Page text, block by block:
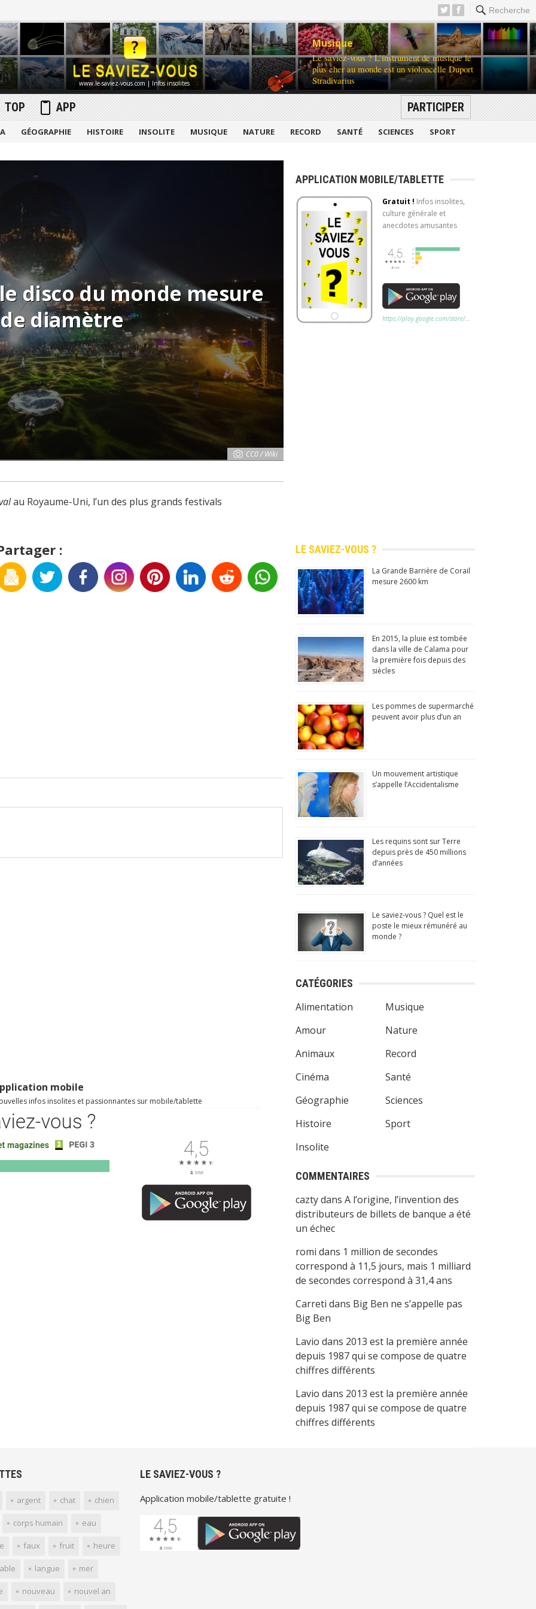
Recherche
www.le-saviez-vous.com | Infos insolites
Musique
Le saviez-vous ? L’instrument de musique le
plus cher au monde est un violoncelle Duport
Stradivarius
TOP APP PARTICIPER
GÉOGRAPHIE HISTOIRE INSOLITE MUSIQUE NATURE RECORD SANTÉ SCIENCES SPORT
disco du monde mesure
diamètre
CC0 / Wiki
au Royaume-Uni, l’un des plus grands festivals
:
mobile
infos insolites et passionnantes sur mobile/tablette
APPLICATION MOBILE/TABLETTE
Gratuit ! Infos insolites,
culture générale et
anecdotes amusantes
https://play.google.com/store/…
LE SAVIEZ-VOUS ?
La Grande Barrière de Corail
mesure 2600 km
En 2015, la pluie est tombée
dans la ville de Calama pour
la première fois depuis des
siècles
Les pommes de supermarché
peuvent avoir plus d’un an
Un mouvement artistique
s’appelle l’Accidentalisme
Les requins sont sur Terre
depuis près de 450 millions
d’années
Le saviez-vous ? Quel est le
poste le mieux rémunéré au
monde ?
CATÉGORIES
Alimentation
Amour
Animaux
Cinéma
Géographie
Histoire
Insolite
Musique
Nature
Record
Santé
Sciences
Sport
COMMENTAIRES
caztydans A l’origine, l’invention des
distributeurs de billets de banque a été
un échec
romi dans 1 million de secondes
correspond à 11,5 jours, mais 1 milliard
de secondes correspond à 31,4 ans
Carreti dans Big Ben ne s’appelle pas
Big Ben
Lavio dans 2013 est la première année
depuis 1987 qui se compose de quatre
chiffres différents
Lavio dans 2013 est la première année
depuis 1987 qui se compose de quatre
chiffres différents
argent chat chien
corps humain eau
faux fruit heure
langue mer
nouveau nouvel an
LE SAVIEZ-VOUS ?
Application mobile/tablette gratuite !
chaque jour de nouvelles infos amusantes, anecdotes insolites, culture générale!
Google Play Storeofficiel)